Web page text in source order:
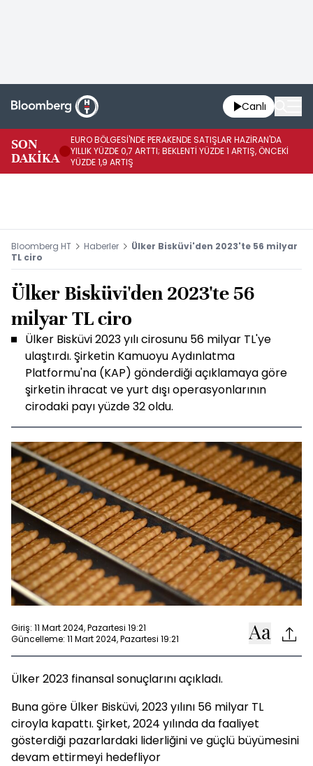
Canlı
SON
DAKİKA
EURO BÖLGESİ'NDE PERAKENDE SATIŞLAR HAZİRAN'DA
YILLIK YÜZDE 0,7 ARTTI; BEKLENTİ YÜZDE 1 ARTIŞ, ÖNCEKİ
YÜZDE 1,9 ARTIŞ
Bloomberg HT Haberler
Ülker Bisküvi'den 2023'te 56 milyar
TL ciro
Ülker Bisküvi'den 2023'te 56
milyar TL ciro
Ülker Bisküvi 2023 yılı cirosunu 56 milyar TL'ye
ulaştırdı. Şirketin Kamuoyu Aydınlatma
Platformu'na (KAP) gönderdiği açıklamaya göre
şirketin ihracat ve yurt dışı operasyonlarının
cirodaki payı yüzde 32 oldu.
Giriş: 11 Mart 2024, Pazartesi 19:21
Güncelleme: 11 Mart 2024, Pazartesi 19:21
Ülker 2023 finansal sonuçlarını açıkladı.
Buna göre Ülker Bisküvi, 2023 yılını 56 milyar TL
ciroyla kapattı. Şirket, 2024 yılında da faaliyet
gösterdiği pazarlardaki liderliğini ve güçlü büyümesini
devam ettirmeyi hedefliyor